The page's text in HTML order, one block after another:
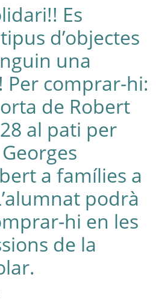
Es
d’objectes
una
Per comprar-hi:
de Robert
al pati per
a famílies a
podrà
hi en les
de la